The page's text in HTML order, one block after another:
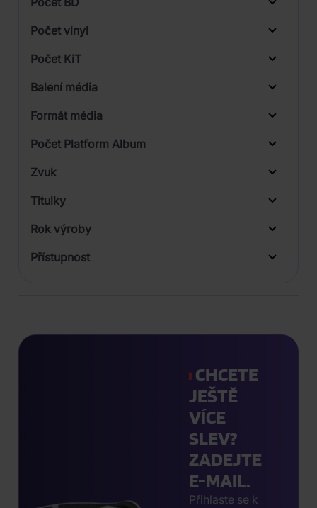
Počet vinyl
Počet KiT
Balení média
Formát média
Počet Platform Album
Zvuk
Titulky
Rok výroby
Přístupnost
CHCETE
JEŠTĚ
VÍCE
SLEV?
ZADEJTE
E-MAIL.
Přihlaste se k